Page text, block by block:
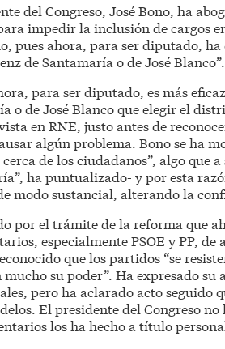
del Congreso, José Bono, ha
impedir la inclusión de cargos
pues ahora, para ser diputado, ha
de Santamaría o de José Blanco”.
para ser diputado, es más
o de José Blanco que elegir el
en RNE, justo antes de
algún problema. Bono se ha
de los ciudadanos”, algo que
ha puntualizado- y por esta
modo sustancial, alterando la
por el trámite de la reforma que
especialmente PSOE y PP,
que los partidos “se
su poder”. Ha expresado su
pero ha aclarado acto seguido
El presidente del Congreso
los ha hecho a título